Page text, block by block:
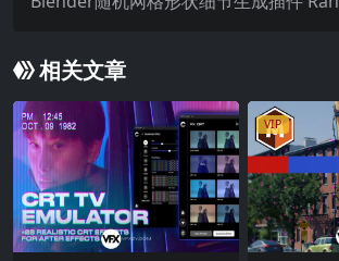
相关文章
VIP